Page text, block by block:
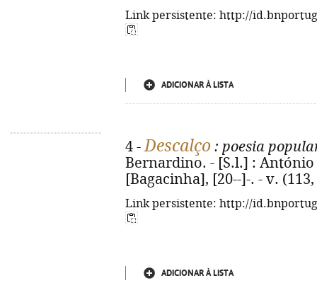
Link persistente: http://
ADICIONAR À LISTA
4 -Descalço : poesia
Bernardino. - [S.l.] :
[Bagacinha], [20--]-. - v.
Link persistente: http://
ADICIONAR À LISTA